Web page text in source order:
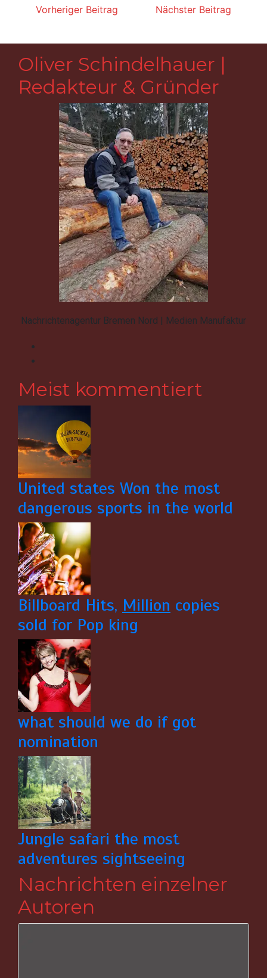
Beitragsnavigation
Vorheriger Beitrag Nächster Beitrag
Oliver Schindelhauer |
Redakteur & Gründer
Nachrichtenagentur Bremen Nord | Medien Manufaktur
Meist kommentiert
United states Won the most
dangerous sports in the world
Billboard Hits, Million copies
sold for Pop king
what should we do if got
nomination
Jungle safari the most
adventures sightseeing
Nachrichten einzelner
Autoren